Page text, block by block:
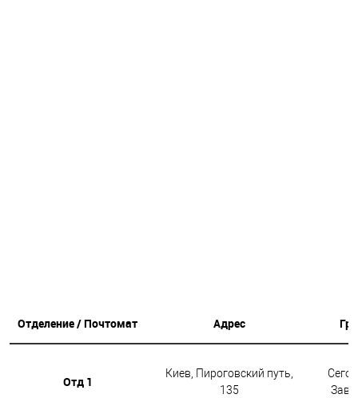
Отделение / Почтомат Адрес
Отд 1
Киев, Пироговский путь,
135